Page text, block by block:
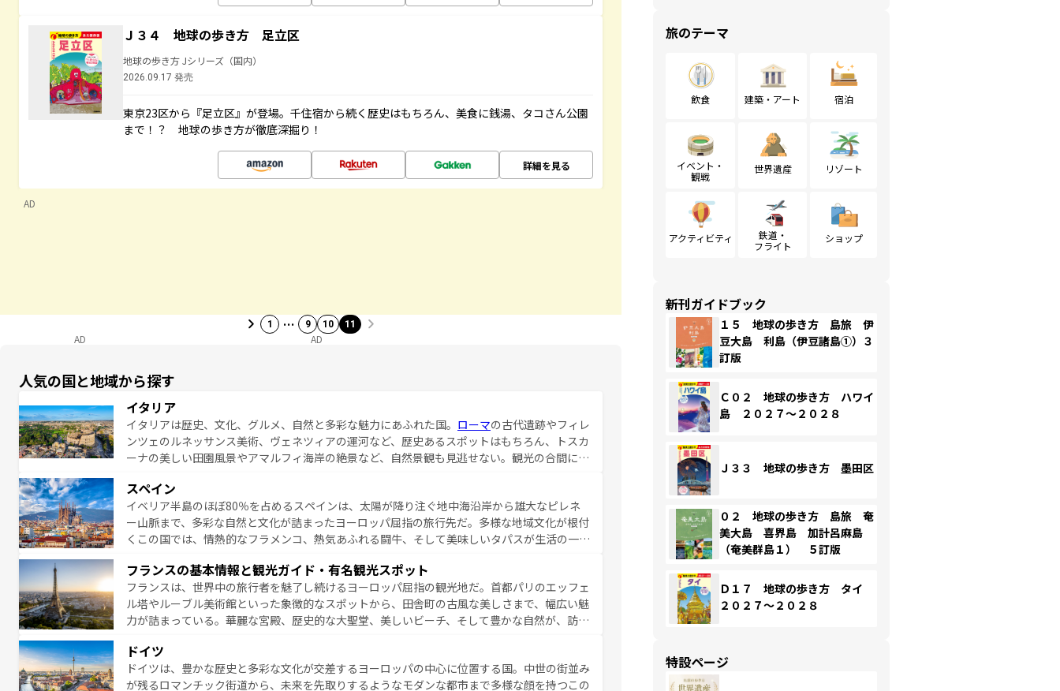
Ｊ３４ 地球の歩き方 足立区
地球の歩き方 Jシリーズ（国内）
2026.09.17 発売
東京23区から『足立区』が登場。千住宿から続く歴史はもちろん、美食に銭湯、タコさん公園
まで！？ 地球の歩き方が徹底深掘り！
詳細を見る
AD
1 … 9 10 11
AD AD
人気の国と地域から探す
イタリア
イタリアは歴史、文化、グルメ、自然と多彩な魅力にあふれた国。 ローマの古代遺跡やフィレ
ンツェのルネッサンス美術、ヴェネツィアの運河など、歴史あるスポットはもちろん、トスカ
ーナの美しい田園風景やアマルフィ海岸の絶景など、自然景観も見逃せない。観光の合間に
夜眠るまで、すべての瞬間を楽しませてくれるイタリアで、忘れられない旅をしてみよう！
なお、新着のイタリア情報はコンテンツ一覧を参照してほしい。
スペイン
イベリア半島のほぼ80％を占めるスペインは、太陽が降り注ぐ地中海沿岸から雄大なピレネ
ー山脈まで、多彩な自然と文化が詰まったヨーロッパ屈指の旅行先だ。多様な地域文化が根付
くこの国では、情熱的なフラメンコ、熱気あふれる闘牛、そして美味しいタパスが生活の一部
ら、地方では古代ローマ遺跡や中世の城塞都市、穏やかなビーチリゾートまで多彩な表情を見
せる。地方によって風土や気候が異なるスペインはその個性で訪れる人を魅了する。 なお、
新着のスペイン情報はコンテンツ一覧を参照してほしい。
フランスの基本情報と観光ガイド・有名観光スポット
フランスは、世界中の旅行者を魅了し続けるヨーロッパ屈指の観光地だ。首都パリのエッフェ
ル塔やルーブル美術館といった象徴的なスポットから、田舎町の古風な美しさまで、幅広い魅
力が詰まっている。華麗な宮殿、歴史的な大聖堂、美しいビーチ、そして豊かな自然が、訪れ
無形文化遺産にも登録されている。シャンパンの発祥地であるランス、プロヴァンスの香り高
いラベンダー畑など、多彩な楽しみ方が可能だ。さらに、パリ以外の地域にも魅力が溢れてお
り、どの街角にも豊かな歴史と文化が息づいている。パリ以外の個性あふれる地方に足を運ぶ
ドイツ
ドイツは、豊かな歴史と多彩な文化が交差するヨーロッパの中心に位置する国。中世の街並み
が残るロマンチック街道から、未来を先取りするようなモダンな都市まで多様な顔を持つこの
旅のテーマ
飲食 建築・アート 宿泊
イベント・
観戦
世界遺産 リゾート
アクティビティ
鉄道・
フライト
ショップ
新刊ガイドブック
１５ 地球の歩き方 島旅 伊
豆大島 利島（伊豆諸島①）３
訂版
Ｃ０２ 地球の歩き方 ハワイ
島 ２０２７～２０２８
Ｊ３３ 地球の歩き方 墨田区
０２ 地球の歩き方 島旅 奄
美大島 喜界島 加計呂麻島
（奄美群島１） ５訂版
Ｄ１７ 地球の歩き方 タイ
２０２７～２０２８
特設ページ